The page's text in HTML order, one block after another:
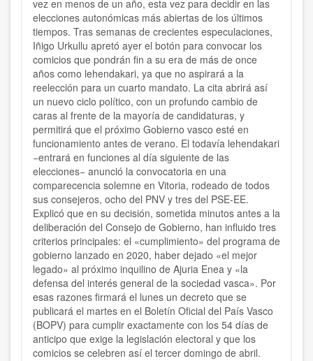
vez en menos de un año, esta vez para decidir en las
elecciones autonómicas más abiertas de los últimos
tiempos. Tras semanas de crecientes especulaciones,
Iñigo Urkullu apretó ayer el botón para convocar los
comicios que pondrán fin a su era de más de once
años como lehendakari, ya que no aspirará a la
reelección para un cuarto mandato. La cita abrirá así
un nuevo ciclo político, con un profundo cambio de
caras al frente de la mayoría de candidaturas, y
permitirá que el próximo Gobierno vasco esté en
funcionamiento antes de verano. El todavía lehendakari
−entrará en funciones al día siguiente de las
elecciones− anunció la convocatoria en una
comparecencia solemne en Vitoria, rodeado de todos
sus consejeros, ocho del PNV y tres del PSE-EE.
Explicó que en su decisión, sometida minutos antes a la
deliberación del Consejo de Gobierno, han influido tres
criterios principales: el «cumplimiento» del programa de
gobierno lanzado en 2020, haber dejado «el mejor
legado» al próximo inquilino de Ajuria Enea y «la
defensa del interés general de la sociedad vasca». Por
esas razones firmará el lunes un decreto que se
publicará el martes en el Boletín Oficial del País Vasco
(BOPV) para cumplir exactamente con los 54 días de
anticipo que exige la legislación electoral y que los
comicios se celebren así el tercer domingo de abril.